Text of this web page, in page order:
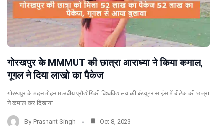
गोरखपुर के MMMUT की छात्रा आराध्या ने किया कमाल,
गूगल ने दिया लाखो का पैकेज
गोरखपुर के मदन मोहन मालवीय प्रौद्योगिकी विश्वविद्यालय की कंप्यूटर साइंस में बीटेक की छात्रा
ने कमाल कर दिखाया…
By Prashant Singh Oct 8, 2023